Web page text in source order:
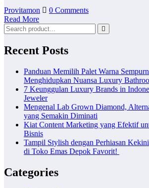
Provitamon
0 Comments
Read More
Recent Posts
Panduan Memilih Palet Warna
Menghidupkan Nuansa Luxury
7 Keunggulan Luxury Brands in
Jeweler
Mengenal Lab Grown Diamond,
yang Semakin Diminati
Kiat Content Marketing yang Efektif
Bisnis
Tampil Stylish dengan Perhiasan
di Toko Emas Depok Favorit!
Categories